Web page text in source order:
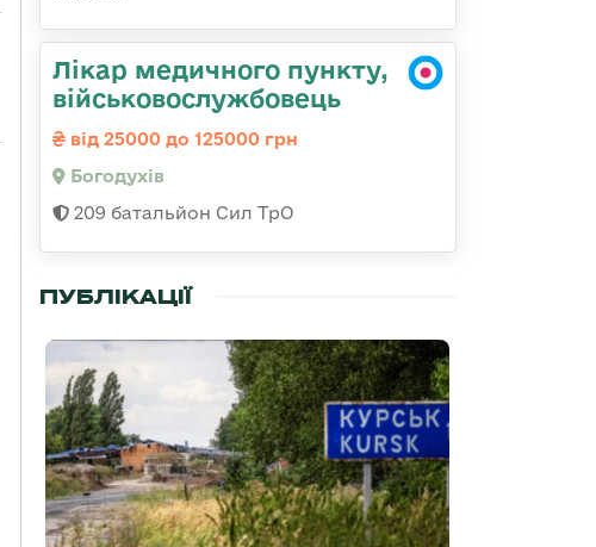
Лікар медичного пункту,
військовослужбовець
від 25000 до 125000 грн
Богодухів
209 батальйон Сил ТрО
ПУБЛІКАЦІЇ